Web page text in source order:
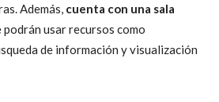
Además, cuenta con una sala
podrán usar recursos como
de información y visualización